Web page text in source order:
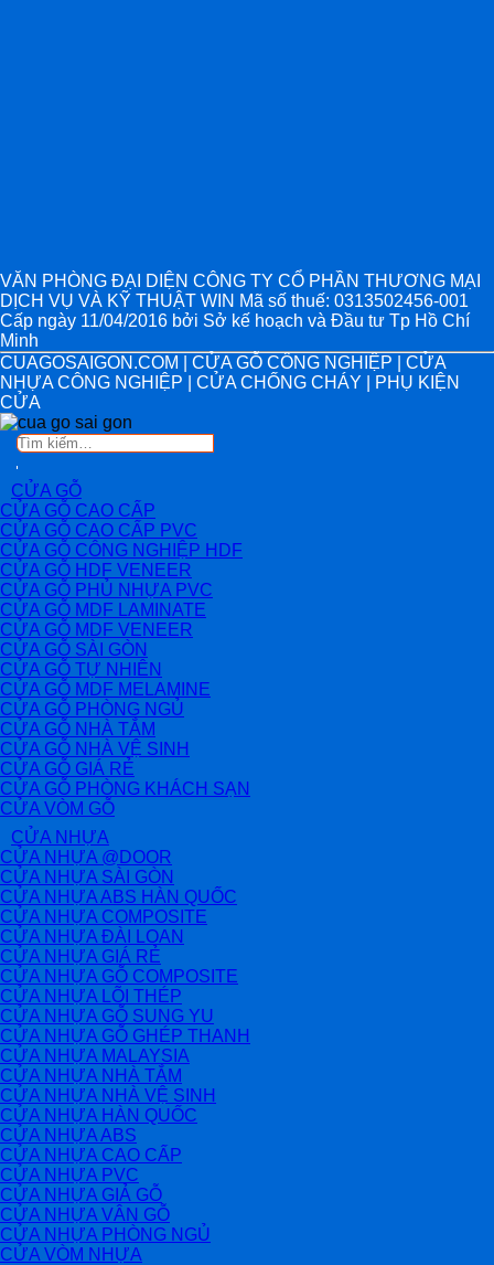
VĂN PHÒNG ĐẠI DIỆN CÔNG TY CỔ PHẦN THƯƠNG MẠI
DỊCH VỤ VÀ KỸ THUẬT WIN Mã số thuế: 0313502456-001
Cấp ngày 11/04/2016 bởi Sở kế hoạch và Đầu tư Tp Hồ Chí
Minh
CUAGOSAIGON.COM | CỬA GỖ CÔNG NGHIỆP | CỬA
NHỰA CÔNG NGHIỆP | CỬA CHỐNG CHÁY | PHỤ KIỆN
CỬA
Tìm
CỬA GỖ
CỬA GỖ CAO CẤP
CỬA GỖ CAO CẤP PVC
CỬA GỖ CÔNG NGHIỆP HDF
CỬA GỖ HDF VENEER
CỬA GỖ PHỦ NHỰA PVC
CỬA GỖ MDF LAMINATE
CỬA GỖ MDF VENEER
CỬA GỖ SÀI GÒN
CỬA GỖ TỰ NHIÊN
CỬA GỖ MDF MELAMINE
CỬA GỖ PHÒNG NGỦ
CỬA GỖ NHÀ TẮM
CỬA GỖ NHÀ VỆ SINH
CỬA GỖ GIÁ RẺ
CỬA GỖ PHÒNG KHÁCH SẠN
CỬA VÒM GỖ
CỬA NHỰA
CỬA NHỰA @DOOR
CỬA NHỰA SÀI GÒN
CỬA NHỰA ABS HÀN QUỐC
CỬA NHỰA COMPOSITE
CỬA NHỰA ĐÀI LOAN
CỬA NHỰA GIÁ RẺ
CỬA NHỰA GỖ COMPOSITE
CỬA NHỰA LÕI THÉP
CỬA NHỰA GỖ SUNG YU
CỬA NHỰA GỖ GHÉP THANH
CỬA NHỰA MALAYSIA
CỬA NHỰA NHÀ TẮM
CỬA NHỰA NHÀ VỆ SINH
CỬA NHỰA HÀN QUỐC
CỬA NHỰA ABS
CỬA NHỰA CAO CẤP
CỬA NHỰA PVC
CỬA NHỰA GIẢ GỖ
CỬA NHỰA VÂN GỖ
CỬA NHỰA PHÒNG NGỦ
CỬA VÒM NHỰA